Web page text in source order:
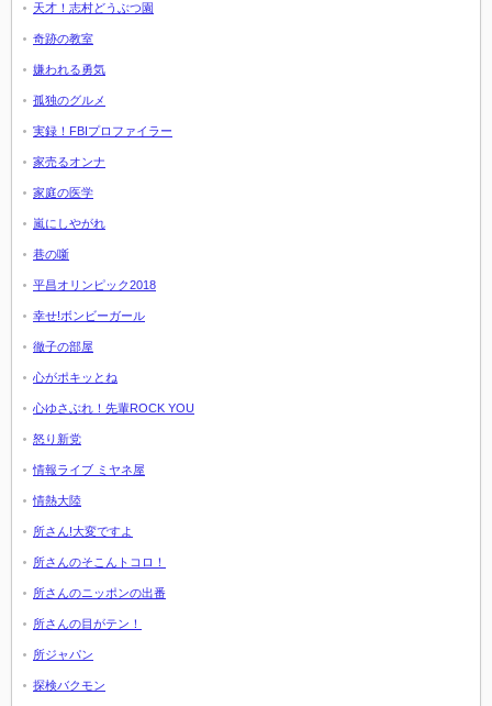
天才！志村どうぶつ園
奇跡の教室
嫌われる勇気
孤独のグルメ
実録！FBIプロファイラー
家売るオンナ
家庭の医学
嵐にしやがれ
巷の噺
平昌オリンピック2018
幸せ!ボンビーガール
徹子の部屋
心がポキッとね
心ゆさぶれ！先輩ROCK YOU
怒り新党
情報ライブ ミヤネ屋
情熱大陸
所さん!大変ですよ
所さんのそこんトコロ！
所さんのニッポンの出番
所さんの目がテン！
所ジャパン
探検バクモン